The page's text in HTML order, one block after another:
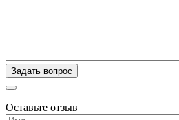
Оставьте отзыв